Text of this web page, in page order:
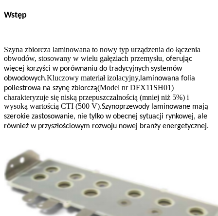
Wstęp
Szyna zbiorcza laminowana to nowy typ urządzenia do łączenia
obwodów, stosowany w wielu gałęziach przemysłu, oferując
więcej korzyści w porównaniu do tradycyjnych systemów
obwodowych.Kluczowy materiał izolacyjny, laminowana folia
poliestrowa na szynę zbiorczą(Model nr DFX11SH01)
charakteryzuje się niską przepuszczalnością (mniej niż 5%) i
wysoką wartością CTI (500 V).Szynoprzewody laminowane mają
szerokie zastosowanie, nie tylko w obecnej sytuacji rynkowej, ale
również w przyszłościowym rozwoju nowej branży energetycznej.